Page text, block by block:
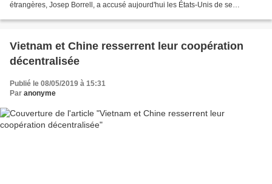
étrangères, Josep Borrell, a accusé aujourd'hui les États-Unis de se
Vietnam et Chine resserrent leur coopération
décentralisée
Publié le 08/05/2019 à 15:31
Par anonyme